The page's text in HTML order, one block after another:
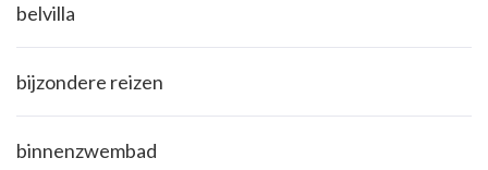
belvilla
bijzondere reizen
binnenzwembad